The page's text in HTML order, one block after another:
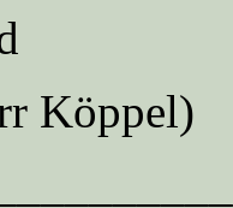
Köppel)